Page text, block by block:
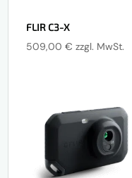
FLIR C3-X
509,00€ zzgl. MwSt.